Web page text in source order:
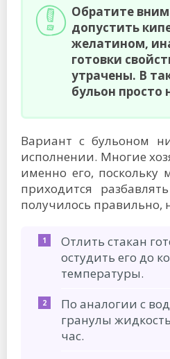
Обратите
допустить
желатином,
готовки
утрачены. В
бульон просто
Вариант с бульоном
исполнении. Многие
именно его, поскольку
приходится
получилось правильно,
Отлить стакан
остудить его до
температуры.
По аналогии с
гранулы
час.